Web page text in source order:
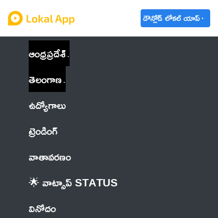
డౌన్లోడ్ లోకల్ యాప్
ఆంధ్రప్రదేశ్
తెలంగాణ
ఉద్యోగాలు
ట్రెండింగ్
వాతావరణం
🌟 వాట్సాప్ STATUS
వినోదం